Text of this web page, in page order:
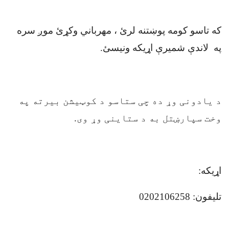
که تاسو کومه پوښتنه لرئ ، مهرباني وکړئ موږ سره
په لاندې شميرې اړیکه ونیسئ.
د یادونی وړ ده چی ستاسو د کوټیشن بیرته په
وخت سپارښتل به د ستاینی وړ وی.
اړیکه:
تلیفون: 0202106258